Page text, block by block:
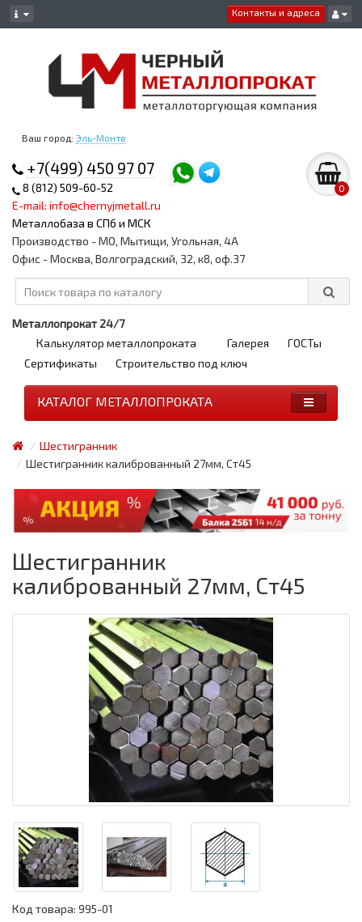
Контакты и адреса
Ваш город: Эль-Монте
+7(499) 450 97 07
8 (812) 509-60-52
E-mail: info@chernyjmetall.ru
Металлобаза в СПб и МСК
0
Производство - МО, Мытищи, Угольная, 4А
Офис - Москва, Волгоградский, 32, к8, оф.37
Металлопрокат 24/7
Калькулятор металлопроката
Галерея
ГОСТы
Сертификаты
Строительство под ключ
КАТАЛОГ МЕТАЛЛОПРОКАТА
Шестигранник
Шестигранник калиброванный 27мм, Ст45
Шестигранник
калиброванный 27мм, Ст45
Код товара: 995-01